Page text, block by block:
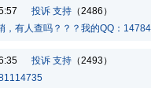
投诉 支持 （2486）
，有人查吗？？？我的QQ：
投诉 支持 （2493）